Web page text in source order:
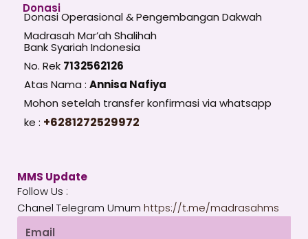
Donasi
Donasi Operasional & Pengembangan Dakwah
Madrasah Mar’ah Shalihah
Bank Syariah Indonesia
No. Rek 7132562126
Atas Nama : Annisa Nafiya
Mohon setelah transfer konfirmasi via whatsapp
ke : +6281272529972
MMS Update
Follow Us :
Chanel Telegram Umum https://t.me/madrasahms
Email